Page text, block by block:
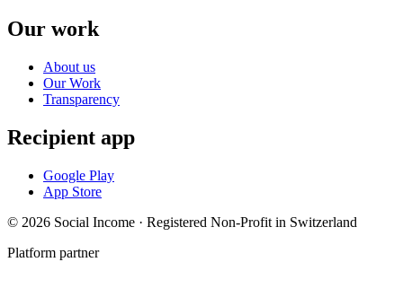
Our work
About us
Our Work
Transparency
Recipient app
Google Play
App Store
© 2026 Social Income · Registered Non-Profit in Switzerland
Platform partner